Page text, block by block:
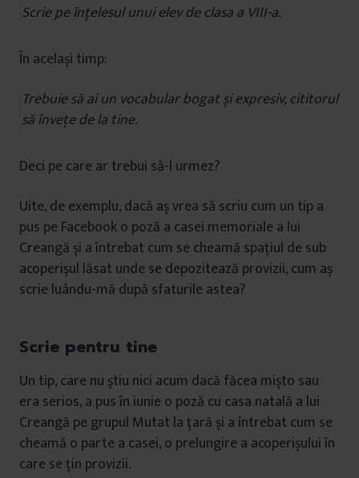
Scrie pe înțelesul unui elev de clasa a VIII-a.
În același timp:
Trebuie să ai un vocabular bogat și expresiv, cititorul
să învețe de la tine.
Deci pe care ar trebui să-l urmez?
Uite, de exemplu, dacă aș vrea să scriu cum un tip a
pus pe Facebook o poză a casei memoriale a lui
Creangă și a întrebat cum se cheamă spațiul de sub
acoperișul lăsat unde se depozitează provizii, cum aș
scrie luându-mă după sfaturile astea?
Scrie pentru tine
Un tip, care nu știu nici acum dacă făcea mișto sau
era serios, a pus în iunie o poză cu casa natală a lui
Creangă pe grupul Mutat la țară și a întrebat cum se
cheamă o parte a casei, o prelungire a acoperișului în
care se țin provizii.